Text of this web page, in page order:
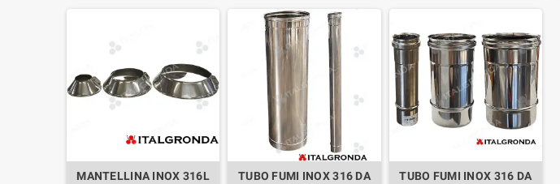
MANTELLINA INOX 316L
TUBO FUMI INOX 316 DA
TUBO FUMI INOX 316 DA